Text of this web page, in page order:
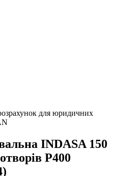
для юридичних
INDASA 150
Р400